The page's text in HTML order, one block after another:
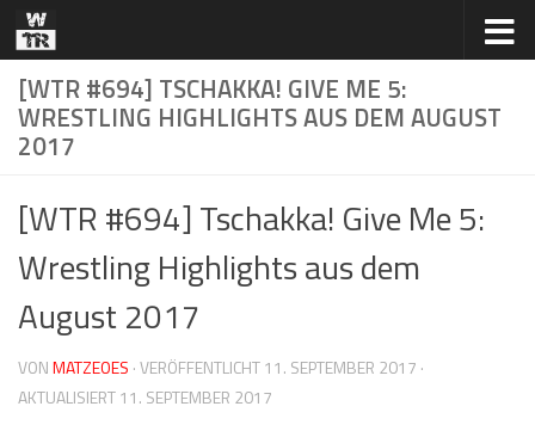
Zum Inhalt springen
[WTR #694] TSCHAKKA! GIVE ME 5:
WRESTLING HIGHLIGHTS AUS DEM AUGUST
2017
[WTR #694] Tschakka! Give Me 5:
Wrestling Highlights aus dem
August 2017
VONMATZEOES · VERÖFFENTLICHT11. SEPTEMBER 2017 ·
AKTUALISIERT11. SEPTEMBER 2017